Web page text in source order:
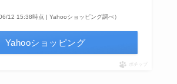
12 15:38時点 | Yahooショッピング調べ）
Yahooショッピング
ポチップ